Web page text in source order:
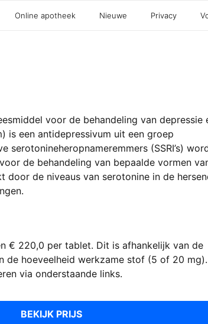
Online apotheek Nieuwe Privacy
voor de behandeling van depressie
is een antidepressivum uit een groep
serotonineheropnameremmers (SSRI’s)
de behandeling van bepaalde vormen
door de niveaus van serotonine in de
€ 220,0 per tablet. Dit is afhankelijk van de
de hoeveelheid werkzame stof (5 of 20
via onderstaande links.
BEKIJK PRIJS